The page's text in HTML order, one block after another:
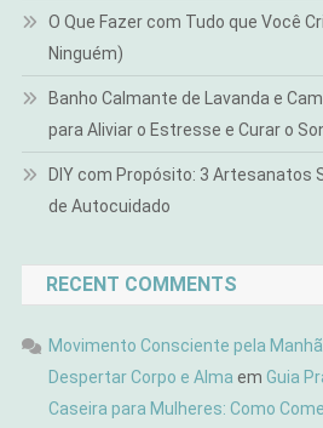
O Que Fazer com Tudo que Você
Ninguém)
Banho Calmante de Lavanda e
para Aliviar o Estresse e Curar o
DIY com Propósito: 3 Artesanatos
de Autocuidado
RECENT COMMENTS
Movimento Consciente pela
Despertar Corpo e Alma em Guia
Caseira para Mulheres: Como